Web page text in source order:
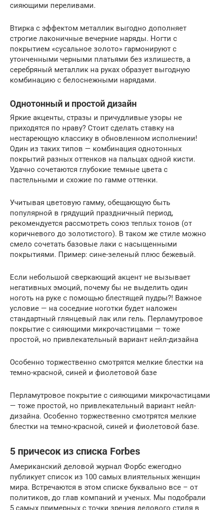
сияющими переливами.
Втирка с эффектом металлик выгодно дополняет
строгие лаконичные вечерние наряды. Ногти с
покрытием «сусальное золото» гармонируют с
утонченными черными платьями без излишеств, а
серебряный металлик на руках образует выгодную
комбинацию с белоснежными нарядами.
Однотонный и простой дизайн
Яркие акценты, стразы и причудливые узоры не
приходятся по нраву? Стоит сделать ставку на
нестареющую классику в обновленном исполнении!
Один из таких типов — комбинация однотонных
покрытий разных оттенков на пальцах одной кисти.
Удачно сочетаются глубокие темные цвета с
пастельными и схожие по гамме оттенки.
Учитывая цветовую гамму, обещающую быть
популярной в грядущий праздничный период,
рекомендуется рассмотреть союз теплых тонов (от
коричневого до золотистого). В таком же стиле можно
смело сочетать базовые лаки с насыщенными
покрытиями. Пример: сине-зеленый плюс бежевый.
Если небольшой сверкающий акцент не вызывает
негативных эмоций, почему бы не выделить один
ноготь на руке с помощью блестящей пудры?! Важное
условие — на соседние ноготки будет наложен
стандартный глянцевый лак или гель. Перламутровое
покрытие с сияющими микрочастицами — тоже
простой, но привлекательный вариант нейл-дизайна
Особенно торжественно смотрятся мелкие блестки на
темно-красной, синей и фиолетовой базе
Перламутровое покрытие с сияющими микрочастицами
— тоже простой, но привлекательный вариант нейл-
дизайна. Особенно торжественно смотрятся мелкие
блестки на темно-красной, синей и фиолетовой базе.
5 причесок из списка Forbes
Американский деловой журнал Форбс ежегодно
публикует список из 100 самых влиятельных женщин
мира. Встречаются в этом списке буквально все – от
политиков, до глав компаний и ученых. Мы подобрали
5 самых примерных с точки зрения делового стиля в